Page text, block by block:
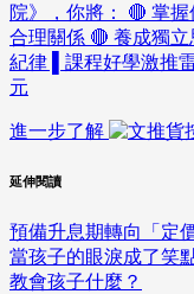
院》，你將： 🔴 掌
合理關係 🔴 養成獨
紀律 ▌課程好學激推
元
進一步了解
延伸閱讀
預備升息期轉向「定
當孩子的眼淚成了笑
教會孩子什麼？